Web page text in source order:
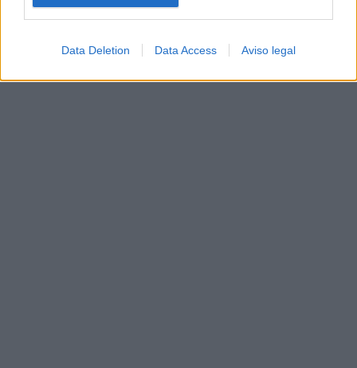
Data Deletion Data Access Aviso legal